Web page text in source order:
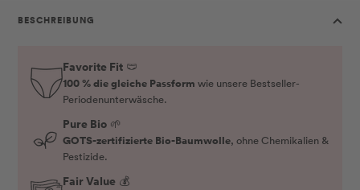
BESCHREIBUNG
Favorite Fit 🩲
100 % die gleiche Passform wie unsere Bestseller-
Periodenunterwäsche.
Pure Bio 🌱
GOTS-zertifizierte Bio-Baumwolle, ohne Chemikalien &
Pestizide.
Fair Value 💰